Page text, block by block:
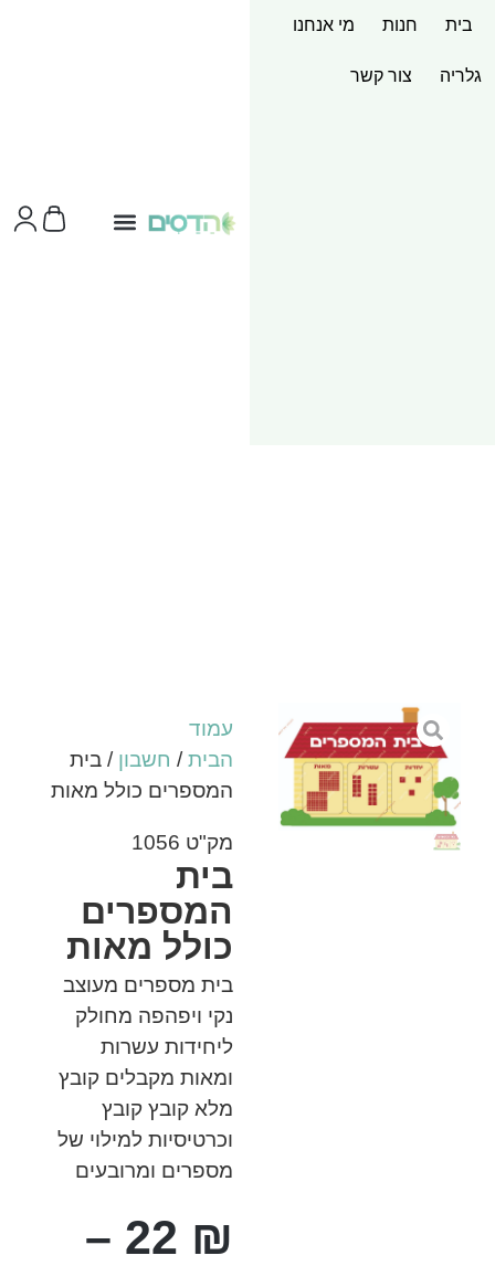
בית חנות מי אנחנו
גלריה צור קשר
עמוד
הבית/ חשבון / בית
המספרים כולל מאות
מק"ט 1056
בית
המספרים
כולל מאות
בית מספרים מעוצב
נקי ויפהפה מחולק
ליחידות עשרות
ומאות מקבלים קובץ
מלא קובץ קובץ
וכרטיסיות למילוי של
מספרים ומרובעים
22 ₪
–